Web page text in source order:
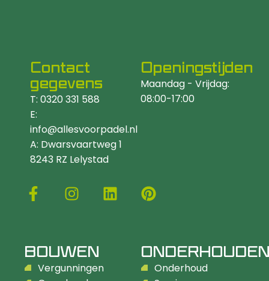
Contact
gegevens
T: 0320 331 588
E:
info@allesvoorpadel.nl
A: Dwarsvaartweg 1
8243 RZ Lelystad
Openingstijden
Maandag - Vrijdag:
08:00-17:00
BOUWEN
Vergunningen
ONDERHOUDEN
Onderhoud